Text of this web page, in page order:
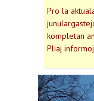
Pro la
kompletan
Pliaj